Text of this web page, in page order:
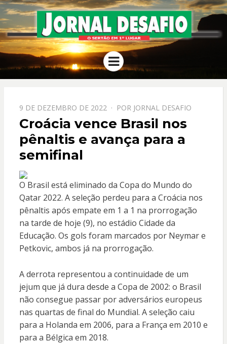
JORNAL
DESAFIO
O Sertão em 1º Lugar
Menu
PPOSTADO
EM
9 DE DEZEMBRO DE 2022 POR JORNAL DESAFIO
Croácia vence Brasil nos
pênaltis e avança para a
semifinal
O Brasil está eliminado da Copa do Mundo do
Qatar 2022. A seleção perdeu para a Croácia nos
pênaltis após empate em 1 a 1 na prorrogação
na tarde de hoje (9), no estádio Cidade da
Educação. Os gols foram marcados por Neymar e
Petkovic, ambos já na prorrogação.
A derrota representou a continuidade de um
jejum que já dura desde a Copa de 2002: o Brasil
não consegue passar por adversários europeus
nas quartas de final do Mundial. A seleção caiu
para a Holanda em 2006, para a França em 2010 e
para a Bélgica em 2018.